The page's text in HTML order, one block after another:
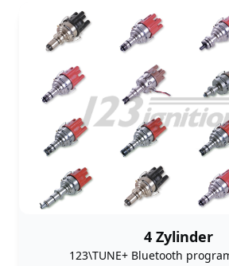
4 Zylinder
123\TUNE+ Bluetooth